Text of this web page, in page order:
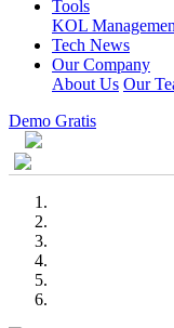
Tools
KOL
Tech News
Our Company
About Us Our
Demo Gratis